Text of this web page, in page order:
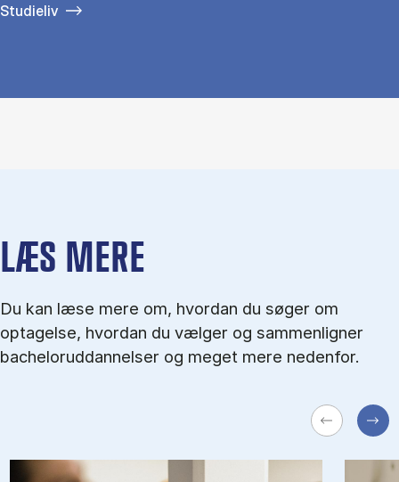
Studieliv
LÆS MERE
Du kan læse mere om, hvordan du søger om
optagelse, hvordan du vælger og sammenligner
bacheloruddannelser og meget mere nedenfor.